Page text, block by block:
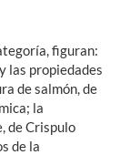
figuran:
las propiedades
de salmón, de
la
de Crispulo
de la